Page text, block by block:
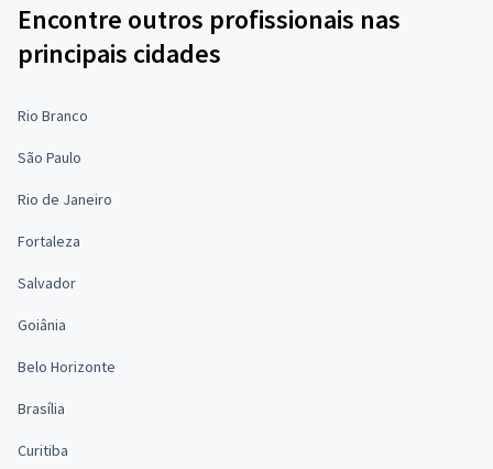
Encontre outros profissionais nas
principais cidades
Rio Branco
São Paulo
Rio de Janeiro
Fortaleza
Salvador
Goiânia
Belo Horizonte
Brasília
Curitiba